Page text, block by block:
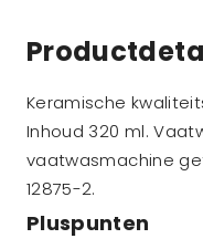
Keramische
Inhoud 320 ml.
vaatwasmachine
12875-2.
Pluspunten